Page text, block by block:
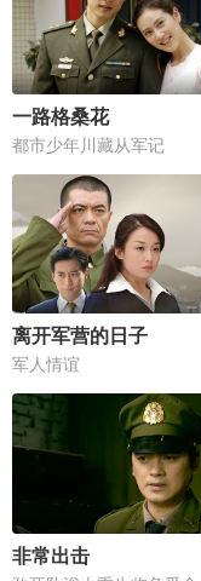
一路格桑花
都市少年川藏从军记
离开军营的日子
军人情谊
非常出击